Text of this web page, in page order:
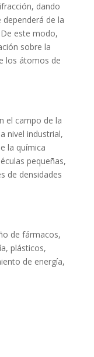
dando
de la
este modo,
sobre la
los átomos de
el campo de la
nivel industrial,
la química
pequeñas,
de densidades
de fármacos,
plásticos,
de energía,